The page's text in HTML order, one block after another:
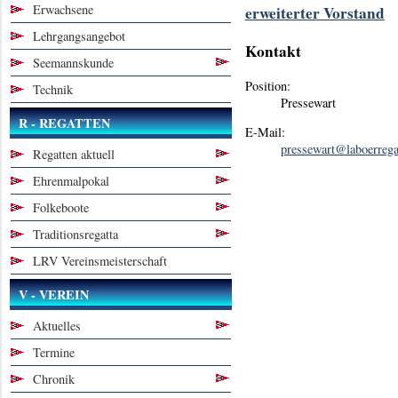
Erwachsene
Lehrgangsangebot
Seemannskunde
Technik
R - REGATTEN
Regatten aktuell
Ehrenmalpokal
Folkeboote
Traditionsregatta
LRV Vereinsmeisterschaft
V - VEREIN
Aktuelles
Termine
Chronik
erweiterter Vorstand
Kontakt
Position:
Pressewart
E-Mail: